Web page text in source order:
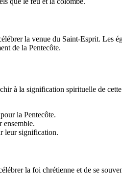
la venue du Saint-Esprit.
de la Pentecôte.
à la signification spirituelle de
la Pentecôte.
ensemble.
leur signification.
la foi chrétienne et de se